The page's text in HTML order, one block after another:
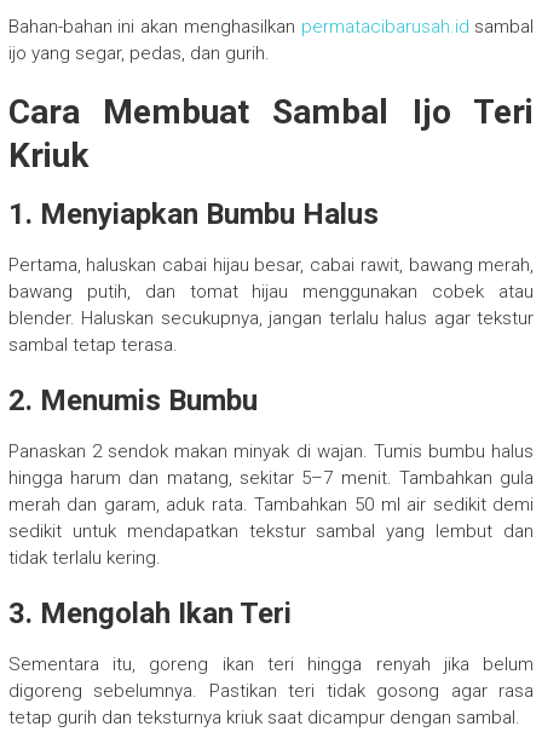
Bahan-bahan ini akan menghasilkan permatacibarusah.id sambal
ijo yang segar, pedas, dan gurih.
Cara Membuat Sambal Ijo Teri
Kriuk
1. Menyiapkan Bumbu Halus
Pertama, haluskan cabai hijau besar, cabai rawit, bawang merah,
bawang putih, dan tomat hijau menggunakan cobek atau
blender. Haluskan secukupnya, jangan terlalu halus agar tekstur
sambal tetap terasa.
2. Menumis Bumbu
Panaskan 2 sendok makan minyak di wajan. Tumis bumbu halus
hingga harum dan matang, sekitar 5–7 menit. Tambahkan gula
merah dan garam, aduk rata. Tambahkan 50 ml air sedikit demi
sedikit untuk mendapatkan tekstur sambal yang lembut dan
tidak terlalu kering.
3. Mengolah Ikan Teri
Sementara itu, goreng ikan teri hingga renyah jika belum
digoreng sebelumnya. Pastikan teri tidak gosong agar rasa
tetap gurih dan teksturnya kriuk saat dicampur dengan sambal.